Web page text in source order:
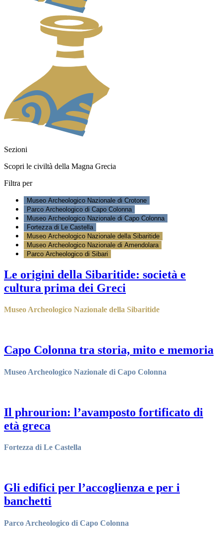
Sezioni
Scopri le civiltà della Magna Grecia
Filtra per
Museo Archeologico Nazionale di Crotone
Parco Archeologico di Capo Colonna
Museo Archeologico Nazionale di Capo Colonna
Fortezza di Le Castella
Museo Archeologico Nazionale della Sibaritide
Museo Archeologico Nazionale di Amendolara
Parco Archeologico di Sibari
Le origini della Sibaritide: società e
cultura prima dei Greci
Museo Archeologico Nazionale della Sibaritide
Capo Colonna tra storia, mito e memoria
Museo Archeologico Nazionale di Capo Colonna
Il phrourion: l’avamposto fortificato di
età greca
Fortezza di Le Castella
Gli edifici per l’accoglienza e per i
banchetti
Parco Archeologico di Capo Colonna